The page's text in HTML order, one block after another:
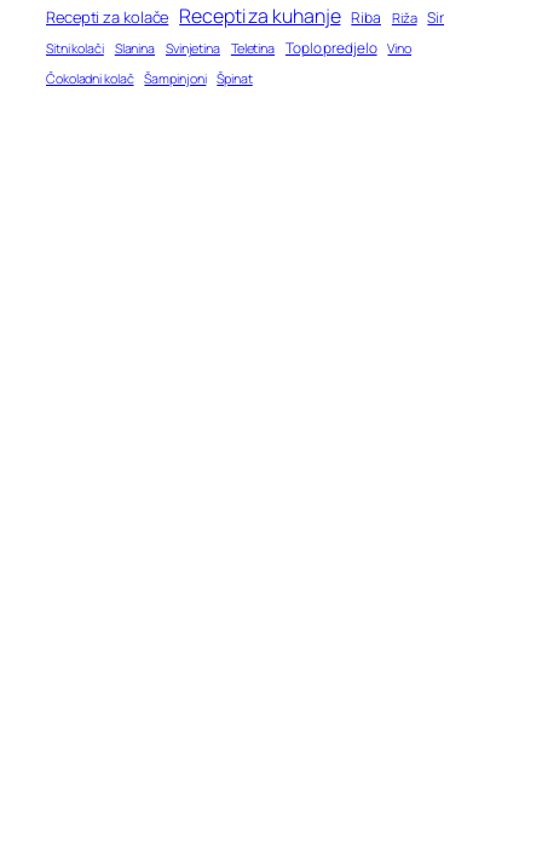
Recepti za kolače Recepti za kuhanje Riba Riža Sir
Sitni kolači Slanina Svinjetina Teletina Toplo predjelo Vino
Čokoladni kolač Šampinjoni Špinat